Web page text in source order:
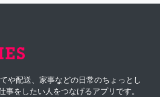
や配送、家事などの日常のちょっとし
事をしたい人をつなげるアプリです。